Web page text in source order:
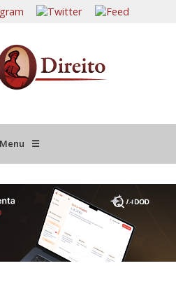
Menu ☰
COMENTADA
COMENTADOS